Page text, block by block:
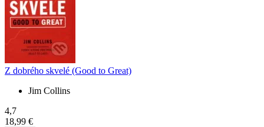
Z dobrého skvelé (Good to Great)
Jim Collins
4,7
18,99 €